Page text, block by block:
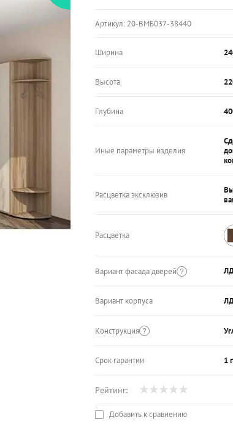
Артикул: 20-ВМБ037-38440
Ширина
Высота
Глубина
Иные параметры изделия
Расцветка эксклюзив
Расцветка
Вариант фасада дверей
Вариант корпуса
Конструкция
Срок гарантии 1
Рейтинг:
Добавить к сравнению